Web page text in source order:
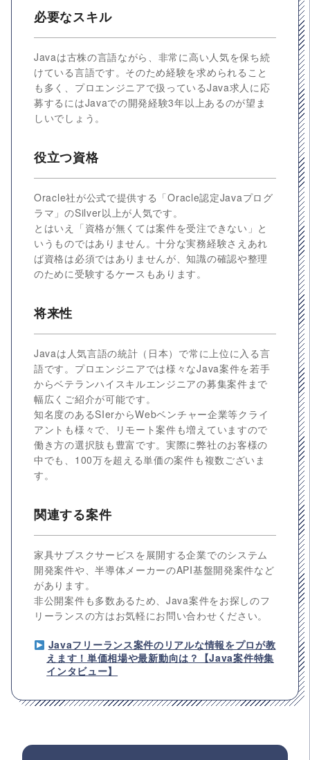
必要なスキル
Javaは古株の言語ながら、非常に高い人気を保ち続
けている言語です。そのため経験を求められること
も多く、プロエンジニアで扱っているJava求人に応
募するにはJavaでの開発経験3年以上あるのが望ま
しいでしょう。
役立つ資格
Oracle社が公式で提供する「Oracle認定Javaプログ
ラマ」のSilver以上が人気です。
とはいえ「資格が無くては案件を受注できない」と
いうものではありません。十分な実務経験さえあれ
ば資格は必須ではありませんが、知識の確認や整理
のために受験するケースもあります。
将来性
Javaは人気言語の統計（日本）で常に上位に入る言
語です。プロエンジニアでは様々なJava案件を若手
からベテランハイスキルエンジニアの募集案件まで
幅広くご紹介が可能です。
知名度のあるSIerからWebベンチャー企業等クライ
アントも様々で、リモート案件も増えていますので
働き方の選択肢も豊富です。実際に弊社のお客様の
中でも、100万を超える単価の案件も複数ございま
す。
関連する案件
家具サブスクサービスを展開する企業でのシステム
開発案件や、半導体メーカーのAPI基盤開発案件など
があります。
非公開案件も多数あるため、Java案件をお探しのフ
リーランスの方はお気軽にお問い合わせください。
Javaフリーランス案件のリアルな情報をプロが教
えます！単価相場や最新動向は？【Java案件特集
インタビュー】